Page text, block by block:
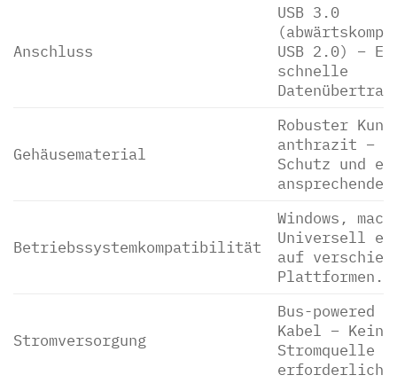
Anschluss
USB 3.0
USB 2.0) –
schnelle
Gehäusematerial
Robuster
anthrazit –
Schutz und
Betriebssystemkompatibilität
Windows,
Universell
auf
Plattformen.
Stromversorgung
Bus-powered
Kabel –
Stromquelle
erforderlich.